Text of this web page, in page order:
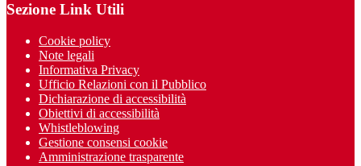
Sezione Link Utili
Cookie policy
Note legali
Informativa Privacy
Ufficio Relazioni con il Pubblico
Dichiarazione di accessibilità
Obiettivi di accessibilità
Whistleblowing
Gestione consensi cookie
Amministrazione trasparente